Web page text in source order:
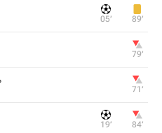
05‎’‎ 89‎’‎
79‎’‎
71‎’‎
19‎’‎ 84‎’‎